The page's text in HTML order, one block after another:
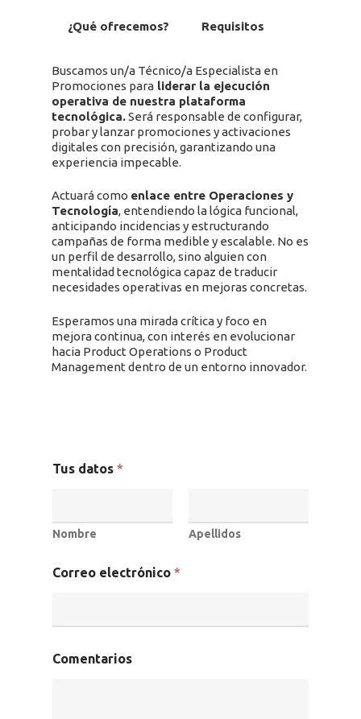
¿Qué ofrecemos? Requisitos
Buscamos un/a Técnico/a Especialista en
Promociones para liderar la ejecución
operativa de nuestra plataforma
tecnológica.Será responsable de configurar,
probar y lanzar promociones y activaciones
digitales con precisión, garantizando una
experiencia impecable.
Actuará como enlace entre Operaciones y
Tecnología, entendiendo la lógica funcional,
anticipando incidencias y estructurando
campañas de forma medible y escalable. No es
un perfil de desarrollo, sino alguien con
mentalidad tecnológica capaz de traducir
necesidades operativas en mejoras concretas.
Esperamos una mirada crítica y foco en
mejora continua, con interés en evolucionar
hacia Product Operations o Product
Management dentro de un entorno innovador.
Tus datos*
Nombre Apellidos
Correo electrónico*
Comentarios
SOLUCIONES
PROYECTOS